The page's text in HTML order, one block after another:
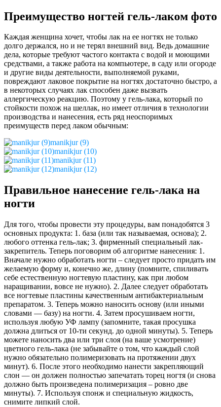
Преимущество ногтей гель-лаком фото
Каждая женщина хочет, чтобы лак на ее ногтях не только
долго держался, но и не терял внешний вид. Ведь домашние
дела, которые требуют частого контакта с водой и моющими
средствами, а также работа на компьютере, в саду или огороде
и другие виды деятельности, выполняемой руками,
повреждают лаковое покрытие на ногтях достаточно быстро, а
в некоторых случаях лак способен даже вызвать
аллергическую реакцию. Поэтому у гель-лака, который по
стойкости похож на шеллак, но имеет отличия в технологии
производства и нанесения, есть ряд неоспоримых
преимуществ перед лаком обычным:
manikjur (9)
manikjur (10)
manikjur (11)
manikjur (12)
Правильное нанесение гель-лака на
ногти
Для того, чтобы провести эту процедуры, вам понадобятся 3
основных продукта: 1. база (или так называемая, основа); 2.
любого оттенка гель-лак; 3. фирменный специальный лак-
закрепитель. Теперь поговорим об алгоритме нанесения: 1.
Вначале нужно обработать ногти – следует просто придать им
желаемую форму и, конечно же, длину (помните, спиливать
себе естественную ногтевую пластину, как при любом
наращивании, вовсе не нужно). 2. Далее следует обработать
все ногтевые пластины качественным антибактериальным
препаратом. 3. Теперь можно наносить основу (или иными
словами — базу) на ногти. 4. Затем просушиваем ногти,
используя любую УФ лампу (запомните, такая просушка
должна длиться от 10-ти секунд. до одной минуты). 5. Теперь
можете наносить два или три слоя (на ваше усмотрение)
цветного гель-лака (не забывайте о том, что каждый слой
нужно обязательно полимеризовать на протяжении двух
минут). 6. После этого необходимо нанести закрепляющий
слон — он должен полностью запечатать торец ногтя (и снова
должно быть произведена полимеризация – ровно две
минуты). 7. Используя спонж и специальную жидкость,
снимите липкий слой.